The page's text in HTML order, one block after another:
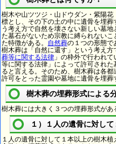
樹木や山ツツジ・山ドウダン・紫陽
標とし、その下の土の中に遺骨を埋
う考え方で自然を壊さない新しい墓
た墓石がないため宗教に縛られない
た特徴がある。 自然葬の１つの形態で
樹木葬は「自然に還す」という考え方
葬等に関する法律 」の枠外で行われ
等に関する法律」によって許可され
ると言える。そのため、樹木葬は各
許可をとった霊園や墓地に遺骨を埋葬
樹木葬の埋葬形式による
樹木葬には大きく３つの埋葬形式があ
１）１人の遺骨に対し
１人の遺骨に対して１本以上の樹木